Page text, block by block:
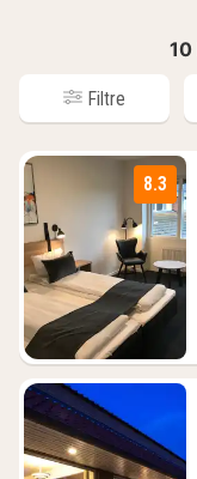
10
Filtre
8.3